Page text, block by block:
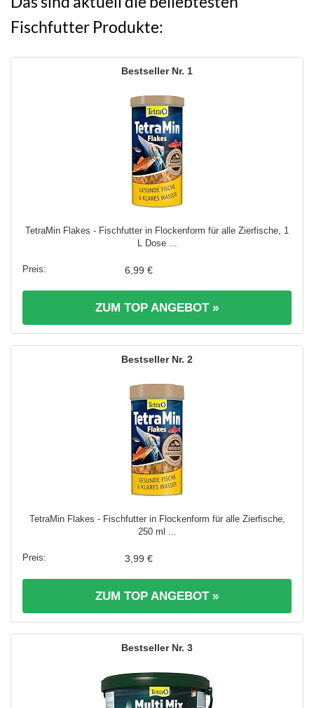
Fischfutter Produkte:
1
TetraMin Flakes - Fischfutter in Flockenform für alle Zierfische, 1
L Dose ...
6,99 €
ZUM TOP ANGEBOT »
2
TetraMin Flakes - Fischfutter in Flockenform für alle Zierfische,
250 ml ...
3,99 €
ZUM TOP ANGEBOT »
3